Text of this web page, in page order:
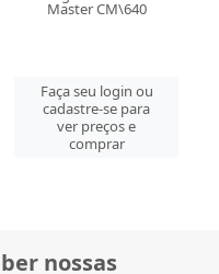
Master CM\640
Faça seu login ou
cadastre-se para
ver preços e
comprar
nossas